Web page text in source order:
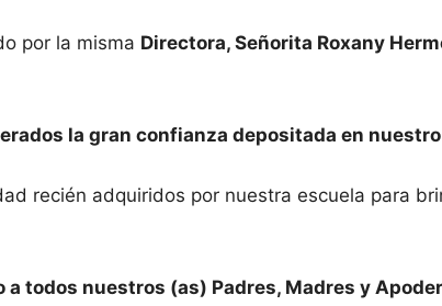
por la misma Directora, Señorita Roxany
la gran confianza depositada en
recién adquiridos por nuestra escuela para
todos nuestros (as) Padres, Madres y